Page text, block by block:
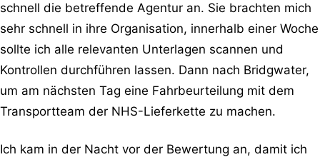
schnell die betreffende Agentur an. Sie brachten mich
sehr schnell in ihre Organisation, innerhalb einer Woche
sollte ich alle relevanten Unterlagen scannen und
Kontrollen durchführen lassen. Dann nach Bridgwater,
um am nächsten Tag eine Fahrbeurteilung mit dem
Transportteam der NHS-Lieferkette zu machen.
Ich kam in der Nacht vor der Bewertung an, damit ich